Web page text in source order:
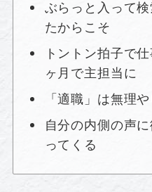
ぶらっと入って
たからこそ
トントン拍子で
ヶ月で主担当に
「適職」は無理
自分の内側の声
ってくる